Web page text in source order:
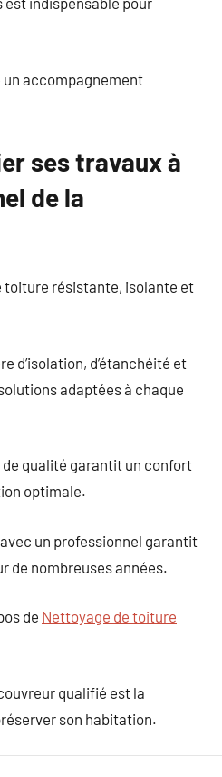
un accompagnement
ses travaux à
de la
toiture résistante, isolante et
d’isolation, d’étanchéité et
adaptées à chaque
qualité garantit un confort
optimale.
un professionnel garantit
de nombreuses années.
de Nettoyage de toiture
qualifié est la
son habitation.